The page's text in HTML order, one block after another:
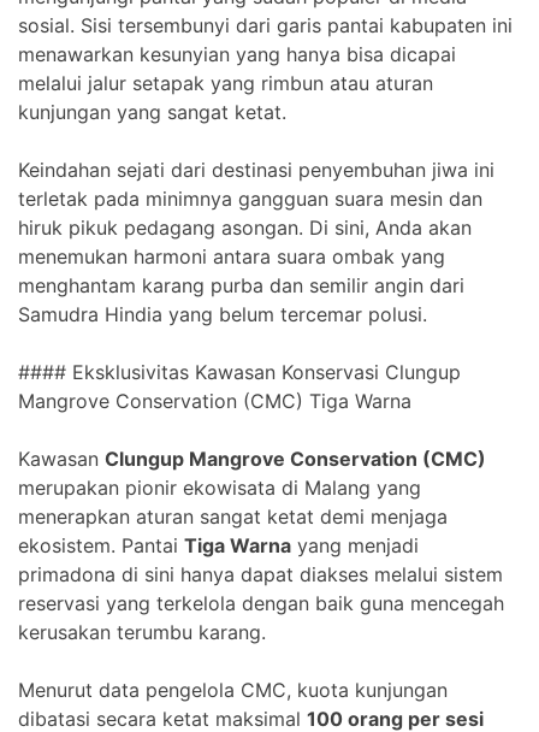
sosial. Sisi tersembunyi dari garis pantai kabupaten ini
menawarkan kesunyian yang hanya bisa dicapai
melalui jalur setapak yang rimbun atau aturan
kunjungan yang sangat ketat.
Keindahan sejati dari destinasi penyembuhan jiwa ini
terletak pada minimnya gangguan suara mesin dan
hiruk pikuk pedagang asongan. Di sini, Anda akan
menemukan harmoni antara suara ombak yang
menghantam karang purba dan semilir angin dari
Samudra Hindia yang belum tercemar polusi.
#### Eksklusivitas Kawasan Konservasi Clungup
Mangrove Conservation (CMC) Tiga Warna
Kawasan Clungup Mangrove Conservation (CMC)
merupakan pionir ekowisata di Malang yang
menerapkan aturan sangat ketat demi menjaga
ekosistem. Pantai Tiga Warna yang menjadi
primadona di sini hanya dapat diakses melalui sistem
reservasi yang terkelola dengan baik guna mencegah
kerusakan terumbu karang.
Menurut data pengelola CMC, kuota kunjungan
dibatasi secara ketat maksimal 100 orang per sesi